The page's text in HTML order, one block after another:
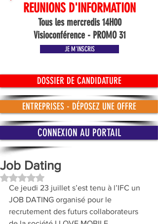
REUNIONS D'INFORMATION
Tous les mercredis 14H00
Visioconférence - PROMO 31
JE M'INSCRIS
DOSSIER DE CANDIDATURE
ENTREPRISES - DÉPOSEZ UNE OFFRE
CONNEXION AU PORTAIL
Job Dating
Noté NaN étoiles sur 5.
Ce jeudi 23 juillet s’est tenu à l’IFC un
JOB DATING organisé pour le
recrutement des futurs collaborateurs